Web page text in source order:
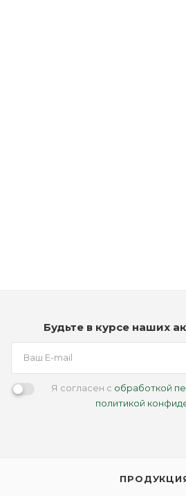
Будьте в курсе наших
Я согласен с обработкой
политикой